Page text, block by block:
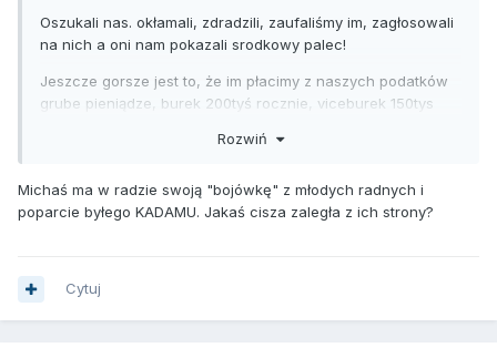
Oszukali nas. okłamali, zdradzili, zaufaliśmy im, zagłosowali
na nich a oni nam pokazali srodkowy palec!
Jeszcze gorsze jest to, że im płacimy z naszych podatków
grube pieniądze, burek 200tyś rocznie, viceburek 150tys
Rozwiń
Michaś ma w radzie swoją "bojówkę" z młodych radnych i
poparcie byłego KADAMU. Jakaś cisza zaległa z ich strony?
Cytuj